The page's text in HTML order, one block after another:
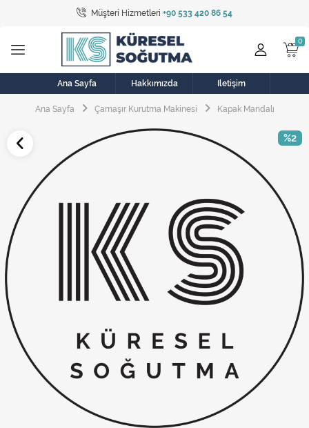
Müşteri Hizmetleri +90 533 420 86 54
Tüm Kategoriler
Bulaşık Makinesi
Buzdolabı
Çamaşır Kurutma Makinesi
Elektrikli Aksamlar
Elektrikli Süpürge
Fan
Fırın, Ocak ve Aspiratör
Klima
Kombi
Ana Sayfa Hakkımızda İletişim
Ana Sayfa Çamaşır Kurutma Makinesi Kapak Mandalı
%2